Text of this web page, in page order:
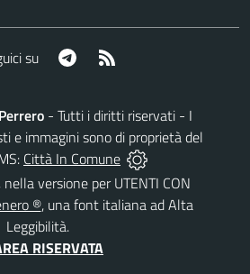
su Telegram
Perrero - Tutti i diritti riservati - I
e immagini sono di proprietà del
Città In Comune
versione per UTENTI CON
®, una font italiana ad Alta
Leggibilità.
RISERVATA